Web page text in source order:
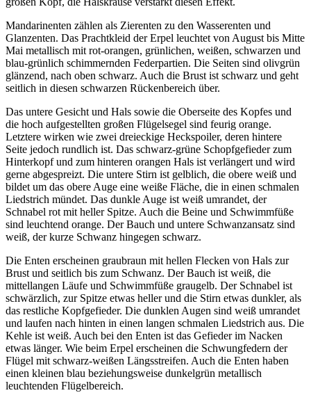
Mandarinenten zählen als Zierenten zu den Wasserenten und
Glanzenten. Das Prachtkleid der Erpel leuchtet von August bis Mitte
Mai metallisch mit rot-orangen, grünlichen, weißen, schwarzen und
blau-grünlich schimmernden Federpartien. Die Seiten sind olivgrün
glänzend, nach oben schwarz. Auch die Brust ist schwarz und geht
seitlich in diesen schwarzen Rückenbereich über.
Das untere Gesicht und Hals sowie die Oberseite des Kopfes und
die hoch aufgestellten großen Flügelsegel sind feurig orange.
Letztere wirken wie zwei dreieckige Heckspoiler, deren hintere
Seite jedoch rundlich ist. Das schwarz-grüne Schopfgefieder zum
Hinterkopf und zum hinteren orangen Hals ist verlängert und wird
gerne abgespreizt. Die untere Stirn ist gelblich, die obere weiß und
bildet um das obere Auge eine weiße Fläche, die in einen schmalen
Liedstrich mündet. Das dunkle Auge ist weiß umrandet, der
Schnabel rot mit heller Spitze. Auch die Beine und Schwimmfüße
sind leuchtend orange. Der Bauch und untere Schwanzansatz sind
weiß, der kurze Schwanz hingegen schwarz.
Die Enten erscheinen graubraun mit hellen Flecken von Hals zur
Brust und seitlich bis zum Schwanz. Der Bauch ist weiß, die
mittellangen Läufe und Schwimmfüße graugelb. Der Schnabel ist
schwärzlich, zur Spitze etwas heller und die Stirn etwas dunkler, als
das restliche Kopfgefieder. Die dunklen Augen sind weiß umrandet
und laufen nach hinten in einen langen schmalen Liedstrich aus. Die
Kehle ist weiß. Auch bei den Enten ist das Gefieder im Nacken
etwas länger. Wie beim Erpel erscheinen die Schwungfedern der
Flügel mit schwarz-weißen Längsstreifen. Auch die Enten haben
einen kleinen blau beziehungsweise dunkelgrün metallisch
leuchtenden Flügelbereich.